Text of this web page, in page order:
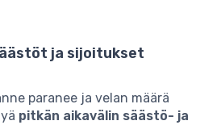
ja sijoitukset
paranee ja velan määrä
pitkän aikavälin säästö- ja